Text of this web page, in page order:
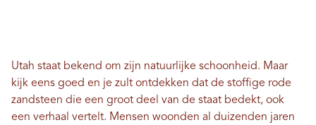
Utah staat bekend om zijn natuurlijke schoonheid. Maar
kijk eens goed en je zult ontdekken dat de stoffige rode
zandsteen die een groot deel van de staat bedekt, ook
een verhaal vertelt. Mensen woonden al duizenden jaren